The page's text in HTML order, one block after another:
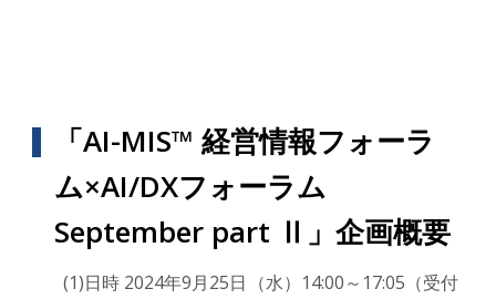
「AI-MIS™ 経営情報フォーラ
ム×AI/DXフォーラム
September part Ⅱ」企画概要
(1)日時 2024年9月25日（水）14:00～17:05（受付